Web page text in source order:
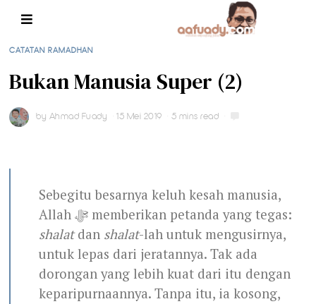
CATATAN RAMADHAN
Bukan Manusia Super (2)
by Ahmad Fuady 15 Mei 2019 5 mins read
Sebegitu besarnya keluh kesah manusia,
Allah ﷻ memberikan petanda yang tegas:
shalatdan shalat-lah untuk mengusirnya,
untuk lepas dari jeratannya. Tak ada
dorongan yang lebih kuat dari itu dengan
keparipurnaannya. Tanpa itu, ia kosong,